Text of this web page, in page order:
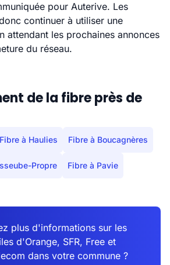
pour Auterive. Les
continuer à utiliser une
attendant les prochaines annonces
du réseau.
de la fibre près de
Fibre à Haulies Fibre à Boucagnères
Propre Fibre à Pavie
plus d'informations sur les
d'Orange, SFR, Free et
dans votre commune ?